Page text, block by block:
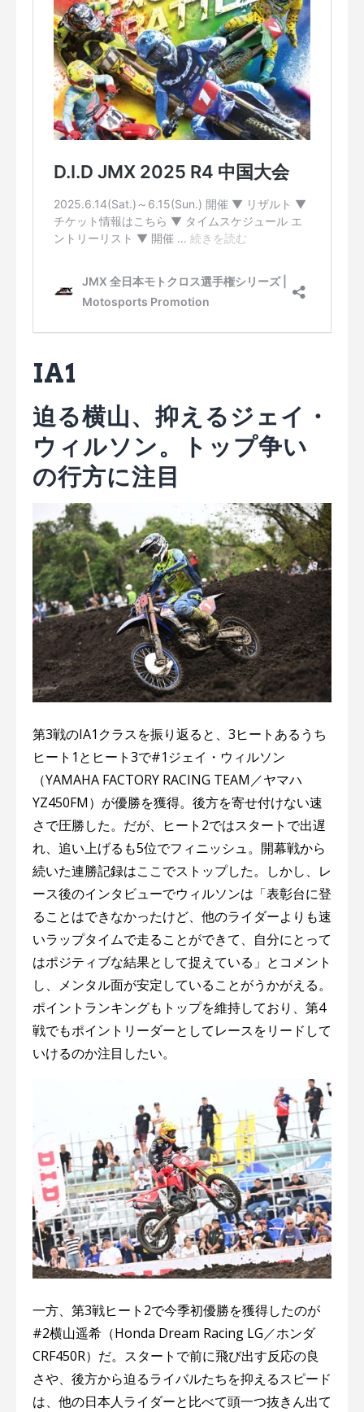
IA1
迫る横山、抑えるジェイ・
ウィルソン。トップ争い
の行方に注目
第3戦のIA1クラスを振り返ると、3ヒートあるうち
ヒート1とヒート3で#1ジェイ・ウィルソン
（YAMAHA FACTORY RACING TEAM／ヤマハ
YZ450FM）が優勝を獲得。後方を寄せ付けない速
さで圧勝した。だが、ヒート2ではスタートで出遅
れ、追い上げるも5位でフィニッシュ。開幕戦から
続いた連勝記録はここでストップした。しかし、レ
ース後のインタビューでウィルソンは「表彰台に登
ることはできなかったけど、他のライダーよりも速
いラップタイムで走ることができて、自分にとって
はポジティブな結果として捉えている」とコメント
し、メンタル面が安定していることがうかがえる。
ポイントランキングもトップを維持しており、第4
戦でもポイントリーダーとしてレースをリードして
いけるのか注目したい。
一方、第3戦ヒート2で今季初優勝を獲得したのが
#2横⼭遥希（Honda Dream Racing LG／ホンダ
CRF450R）だ。スタートで前に飛び出す反応の良
さや、後方から迫るライバルたちを抑えるスピード
は、他の日本人ライダーと比べて頭一つ抜きん出て